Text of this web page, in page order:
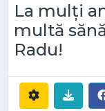
La mulți
multă
Radu!